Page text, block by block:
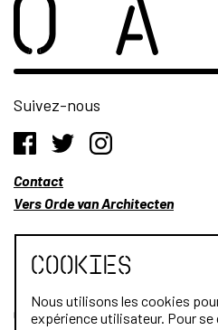
Suivez-nous
Contact
Vers Orde van Architecten
Qui sommes-nous?
Cookies
Nous utilisons les cookies
expérience utilisateur. Pour se